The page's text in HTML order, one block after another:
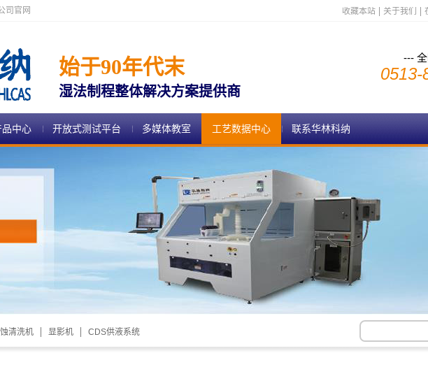
司官网 收藏本站 关于我们
始于90年代末
湿法制程整体解决方案提供商
---
0513-
品中心 开放式测试平台 多媒体教室 工艺数据中心 联系华林科纳
清洗机 显影机 CDS供液系统